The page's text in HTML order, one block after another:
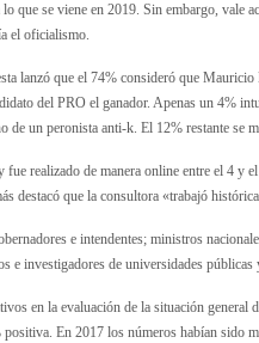
que se viene en 2019. Sin embargo, vale
el oficialismo.
lanzó que el 74% consideró que
del PRO el ganador. Apenas un 4%
de un peronista anti-k. El 12% restante se
realizado de manera online entre el 4 y
destacó que la consultora «trabajó
e intendentes; ministros
e investigadores de universidades
en la evaluación de la situación general
En 2017 los números habían sido